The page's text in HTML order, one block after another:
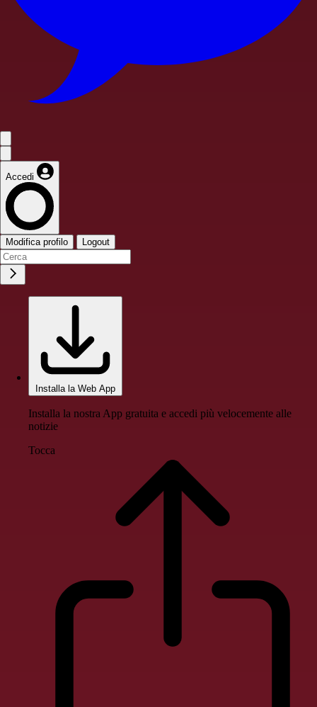
Accedi
Modifica profilo Logout
Installa la Web App
Installa la nostra App gratuita e accedi più velocemente alle
notizie
Tocca